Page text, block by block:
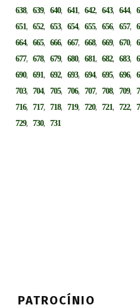
638,639,640,641,642,643,644,
651,652,653,654,655,656,657,
664,665,666,667,668,669,670,
677,678,679,680,681,682,683,
690,691,692,693,694,695,696,
703,704,705,706,707,708,709,
716,717,718,719,720,721,722,
729,730,731
PATROCÍNIO